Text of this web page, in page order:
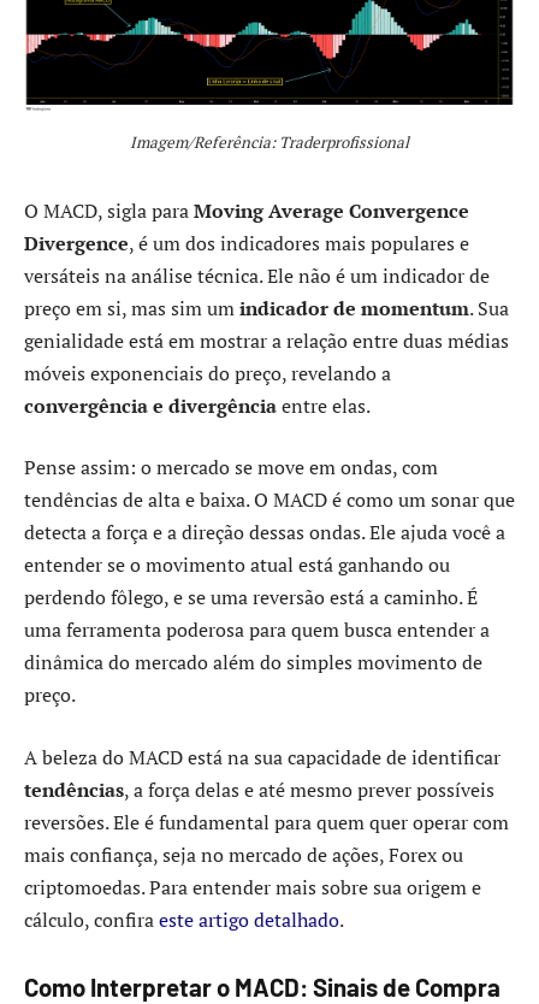
Imagem/Referência: Traderprofissional
O MACD, sigla paraMoving Average Convergence
Divergence, é um dos indicadores mais populares e
versáteis na análise técnica. Ele não é um indicador de
preço em si, mas sim umindicador de momentum. Sua
genialidade está em mostrar a relação entre duas médias
móveis exponenciais do preço, revelando a
convergência e divergênciaentre elas.
Pense assim: o mercado se move em ondas, com
tendências de alta e baixa. O MACD é como um sonar que
detecta a força e a direção dessas ondas. Ele ajuda você a
entender se o movimento atual está ganhando ou
perdendo fôlego, e se uma reversão está a caminho. É
uma ferramenta poderosa para quem busca entender a
dinâmica do mercado além do simples movimento de
preço.
A beleza do MACD está na sua capacidade de identificar
tendências, a força delas e até mesmo prever possíveis
reversões. Ele é fundamental para quem quer operar com
mais confiança, seja no mercado de ações, Forex ou
criptomoedas. Para entender mais sobre sua origem e
cálculo, confiraeste artigo detalhado.
Como Interpretar o MACD: Sinais de Compra